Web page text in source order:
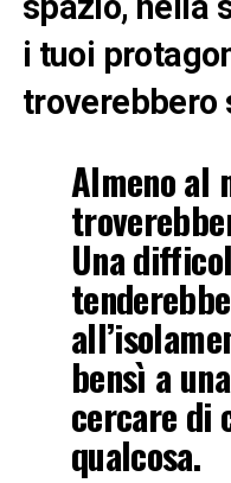
i tuoi
troverebbero
Almeno al
Una
bensì a
cercare di
qualcosa.